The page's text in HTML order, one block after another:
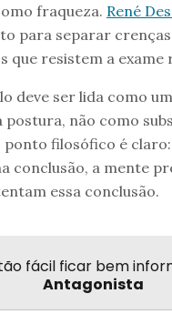
fraqueza. René
para separar
que resistem a exame
deve ser lida como
postura, não como
ponto filosófico é
conclusão, a mente
essa conclusão.
fácil ficar bem
Antagonista